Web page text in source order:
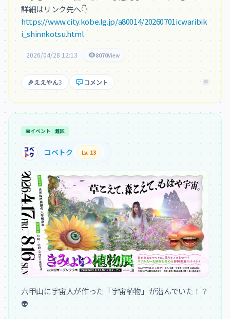
詳細はリンク先へ👇
https://www.city.kobe.lg.jp/a80014/20260701icwaribik
i_shinnkotsu.html
2026/04/28 12:13 8070View
🎉ええやん3 コメント
📅イベント 灘区
コベトク Lv. 13
六甲山に宇宙人が作った「宇宙植物」が潜んでいた！？
👽